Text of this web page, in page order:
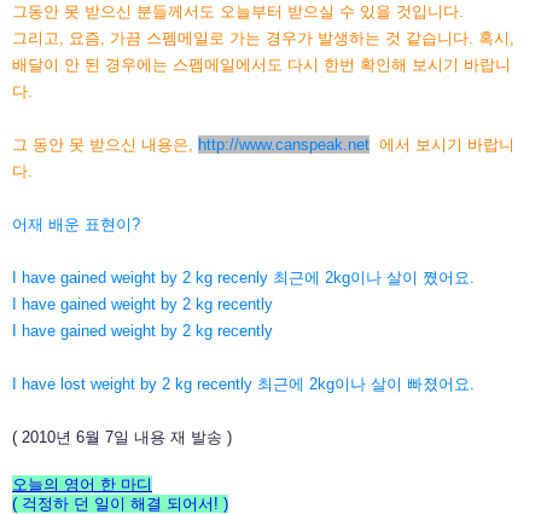
그동안 못 받으신 분들께서도 오늘부터 받으실 수 있을 것입니다.
그리고, 요즘, 가끔 스펨메일로 가는 경우가 발생하는 것 같습니다. 혹시,
배달이 안 된 경우에는 스펨메일에서도 다시 한번 확인해 보시기 바랍니
다.
그 동안 못 받으신 내용은, http://www.canspeak.net 에서 보시기 바랍니
다.
어재 배운 표현이?
I have gained weight by 2 kg recenly 최근에 2kg이나 살이 쪘어요.
I have gained weight by 2 kg recently
I have gained weight by 2 kg recently
I have lost weight by 2 kg recently 최근에 2kg이나 살이 빠졌어요.
( 2010년 6월 7일 내용 재 발송 )
오늘의 영어 한 마디
( 걱정하 던 일이 해결 되어서! )